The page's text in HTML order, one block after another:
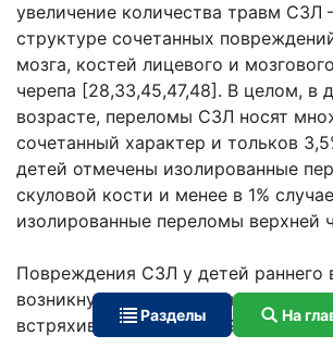
увеличение количества травм СЗЛ
структуре сочетанных
мозга, костей лицевого и
черепа [28,33,45,47,48]. В целом, в
возрасте, переломы СЗЛ носят
сочетанный характер и тольков
детей отмечены изолированные
скуловой кости и менее в 1%
изолированные переломы верхней
Повреждения СЗЛ у детей раннего
возникнуть при так называемом
встряхивания ребенка
Разделы На